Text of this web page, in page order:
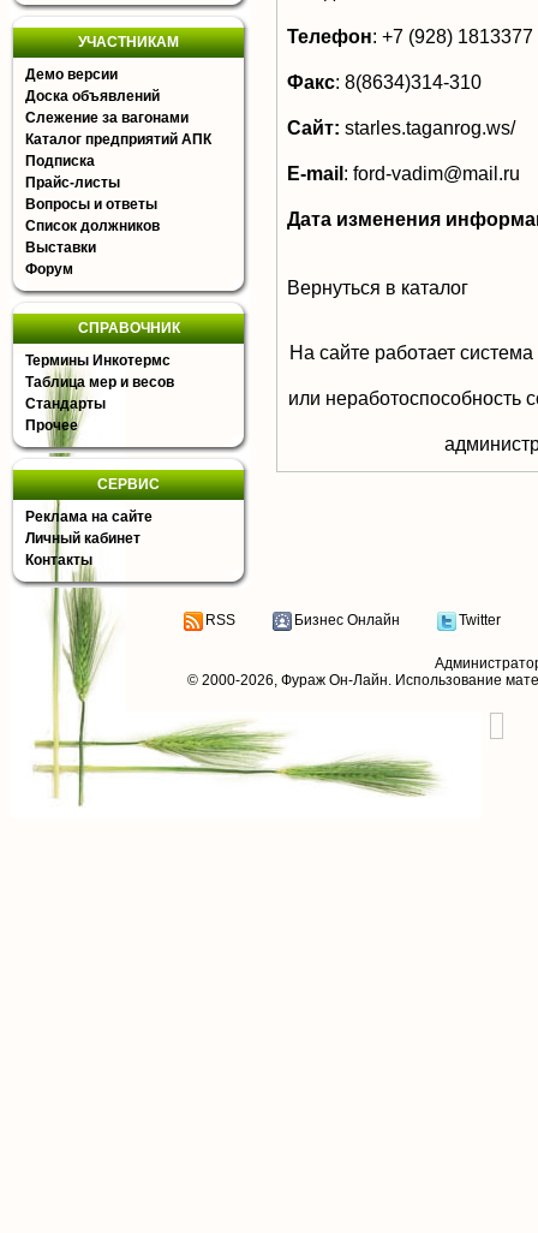
УЧАСТНИКАМ
Демо версии
Доска объявлений
Слежение за вагонами
Каталог предприятий АПК
Подписка
Прайс-листы
Вопросы и ответы
Список должников
Выставки
Форум
СПРАВОЧНИК
Термины Инкотермс
Таблица мер и весов
Стандарты
Прочее
СЕРВИС
Реклама на сайте
Личный кабинет
Контакты
Телефон: +7 (928) 1813377
Факс: 8(8634)314-310
Сайт: starles.taganrog.ws/
E-mail: ford-vadim@mail.ru
Дата изменения
Вернуться в каталог
На сайте работает
или неработоспособность
RSS Бизнес Онлайн Twitter
© 2000-2026, Фураж Он-Лайн. Использование